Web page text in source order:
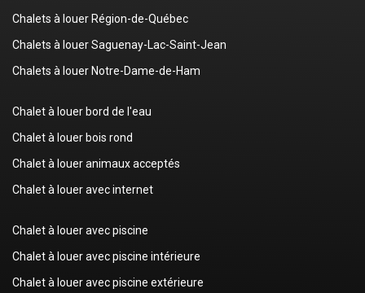
Chalets à louer Région-de-Québec
Chalets à louer Saguenay-Lac-Saint-Jean
Chalets à louer Notre-Dame-de-Ham
Chalet à louer bord de l'eau
Chalet à louer bois rond
Chalet à louer animaux acceptés
Chalet à louer avec internet
Chalet à louer avec piscine
Chalet à louer avec piscine intérieure
Chalet à louer avec piscine extérieure